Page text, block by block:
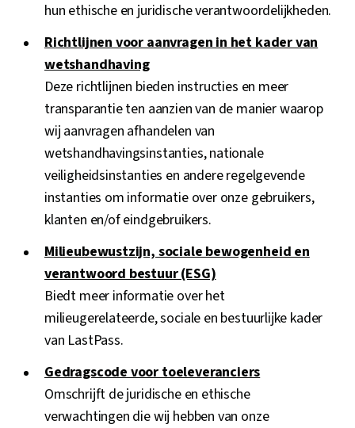
hun ethische en juridische verantwoordelijkheden.
Richtlijnen voor aanvragen in het kader van
wetshandhaving
Deze richtlijnen bieden instructies en meer
transparantie ten aanzien van de manier waarop
wij aanvragen afhandelen van
wetshandhavingsinstanties, nationale
veiligheidsinstanties en andere regelgevende
instanties om informatie over onze gebruikers,
klanten en/of eindgebruikers.
Milieubewustzijn, sociale bewogenheid en
verantwoord bestuur (ESG)
Biedt meer informatie over het
milieugerelateerde, sociale en bestuurlijke kader
van LastPass.
Gedragscode voor toeleveranciers
Omschrijft de juridische en ethische
verwachtingen die wij hebben van onze